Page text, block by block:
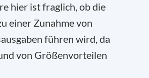
hier ist fraglich, ob die
einer Zunahme von
führen wird, da
von Größenvorteilen